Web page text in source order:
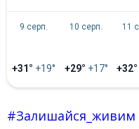
9 серп.
+31° +19°
10 серп.
+29° +17°
11
+32°
#Залишайся_живим